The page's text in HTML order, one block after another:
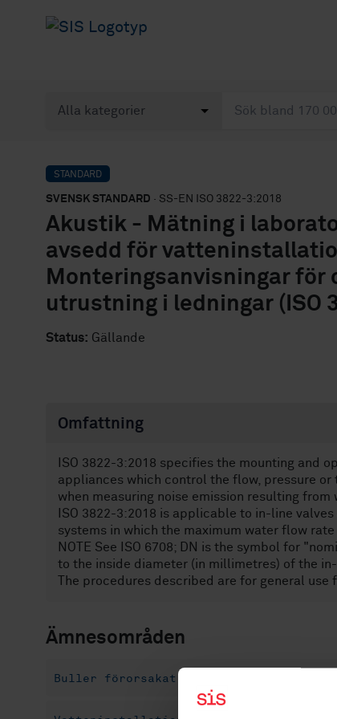
STANDARD
SVENSK STANDARD · SS-EN ISO 3822-3:2018
Akustik - Mätning i
avsedd för
Monteringsanvisningar för
utrustning i ledningar (ISO
Status: Gällande
Omfattning
ISO 3822-3:2018 specifies the mounting and
appliances which control the flow, pressure
when measuring noise emission resulting from
ISO 3822-3:2018 is applicable to in-line
systems in which the maximum water flow rate
NOTE See ISO 6708; DN is the symbol for
to the inside diameter (in millimetres) of the
The procedures described are for general
Ämnesområden
Buller förorsakat av maskiner och